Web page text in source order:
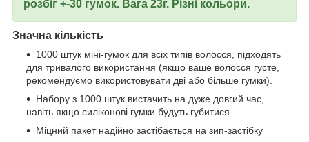
розбіг +-30 гумок. Вага 23г. Різні кольори.
Значна кількість
1000 штук міні-гумок для всіх типів волосся, підходять
для тривалого використання (якщо ваше волосся густе,
рекомендуємо використовувати дві або більше гумки).
Набору з 1000 штук вистачить на дуже довгий час,
навіть якщо силіконові гумки будуть губитися.
Міцний пакет надійно застібається на зип-застібку